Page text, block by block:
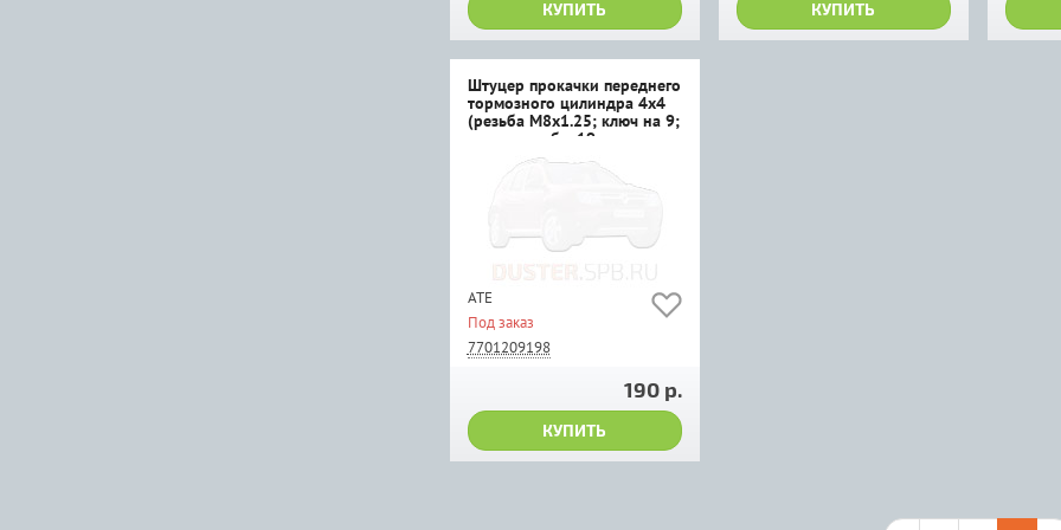
КУПИТЬ КУПИТЬ
Штуцер прокачки переднего
тормозного цилиндра 4х4
(резьба М8х1.25; ключ на 9;
длина резьбы 19; длина
штуцера 33)
ATE
Под заказ
7701209198
190 р.
КУПИТЬ